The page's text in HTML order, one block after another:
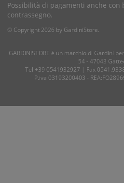
Possibilità di pagamenti anche con
contrassegno.
© Copyright 2026 by GardiniStore.
GARDINISTORE è un marchio di Gardini
54 - 47043
Tel +39 0541932927 | Fax
P.iva 03193200403 -